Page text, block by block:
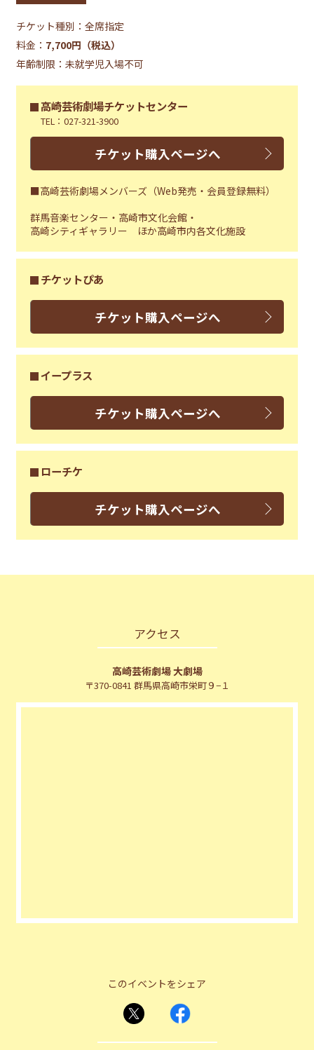
チケット種別： 全席指定
料金： 7,700円（税込）
年齢制限：未就学児入場不可
高崎芸術劇場チケットセンター
TEL：027-321-3900
チケット購入ページへ
■高崎芸術劇場メンバーズ（Web発売・会員登録無料）
群馬音楽センター・高崎市文化会館・
高崎シティギャラリー ほか高崎市内各文化施設
チケットぴあ
チケット購入ページへ
イープラス
チケット購入ページへ
ローチケ
チケット購入ページへ
アクセス
高崎芸術劇場 大劇場
〒370-0841 群馬県高崎市栄町９−１
このイベントをシェア